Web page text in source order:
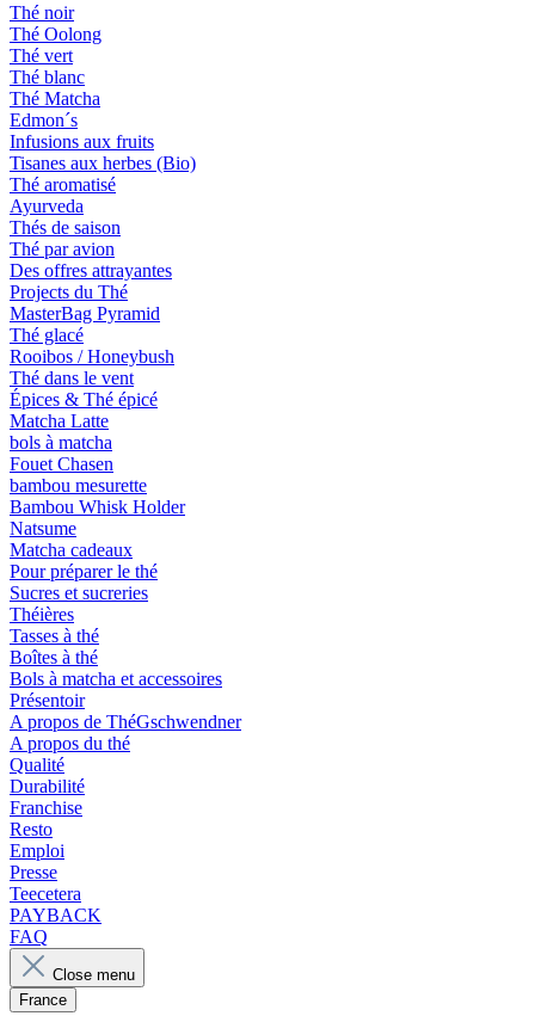
Thé noir
Thé Oolong
Thé vert
Thé blanc
Thé Matcha
Edmon´s
Infusions aux fruits
Tisanes aux herbes (Bio)
Thé aromatisé
Ayurveda
Thés de saison
Thé par avion
Des offres attrayantes
Projects du Thé
MasterBag Pyramid
Thé glacé
Rooibos / Honeybush
Thé dans le vent
Épices & Thé épicé
Matcha Latte
bols à matcha
Fouet Chasen
bambou mesurette
Bambou Whisk Holder
Natsume
Matcha cadeaux
Pour préparer le thé
Sucres et sucreries
Théières
Tasses à thé
Boîtes à thé
Bols à matcha et accessoires
Présentoir
A propos de ThéGschwendner
A propos du thé
Qualité
Durabilité
Franchise
Resto
Emploi
Presse
Teecetera
PAYBACK
FAQ
Close menu
France